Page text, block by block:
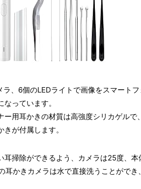
、6個のLEDライトで画像をスマート
っています。
ー用耳かきの材質は高強度シリカゲル
が付属します。
耳掃除ができるよう、カメラは25度、本
耳かきカメラは水で直接洗うことができ